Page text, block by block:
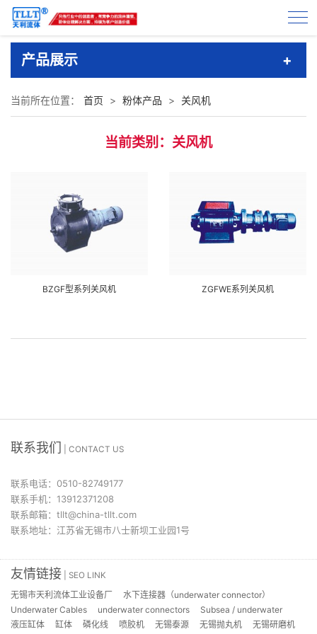
产品展示
当前所在位置： 首页 > 粉体产品 > 关风机
当前类别：关风机
BZGF型系列关风机 ZGFWE系列关风机
联系我们 | CONTACT US
联系电话：0510-82749177
联系手机：13912371208
联系邮箱：tllt@china-tllt.com
联系地址：江苏省无锡市八士新坝工业园1号
友情链接 | SEO LINK
无锡市天利流体工业设备厂
水下连接器（underwater connector）
Underwater Cables
underwater connectors
Subsea / underwater
液压缸体
缸体 磷化线 喷胶机 无锡泰源 无锡抛丸机
无锡研磨机